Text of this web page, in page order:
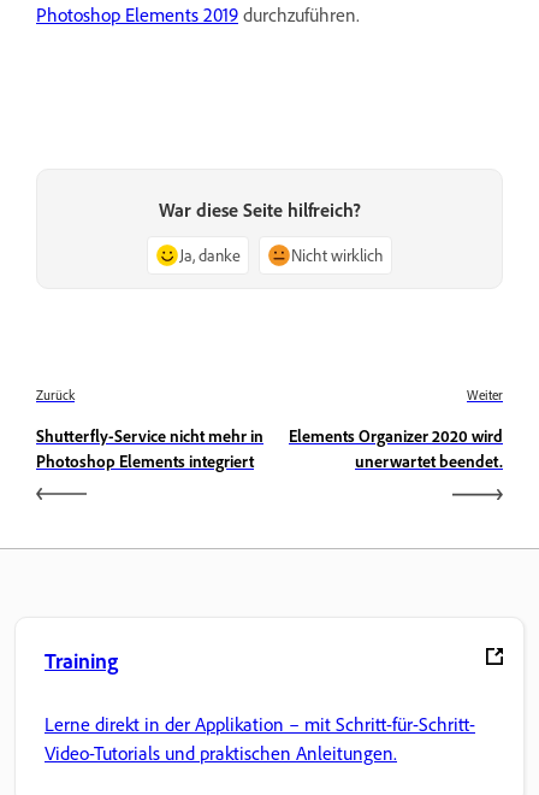
Photoshop Elements 2019 durchzuführen.
War diese Seite hilfreich?
Ja, danke Nicht wirklich
Zurück
Shutterfly-Service nicht mehr in
Photoshop Elements integriert
Weiter
Elements Organizer 2020 wird
unerwartet beendet.
Training
Lerne direkt in der Applikation – mit Schritt-für-Schritt-
Video-Tutorials und praktischen Anleitungen.